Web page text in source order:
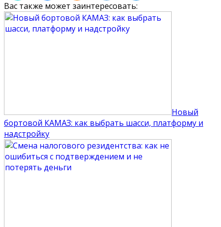
Вас также может заинтересовать:
Новый
бортовой КАМАЗ: как выбрать шасси, платформу и
надстройку